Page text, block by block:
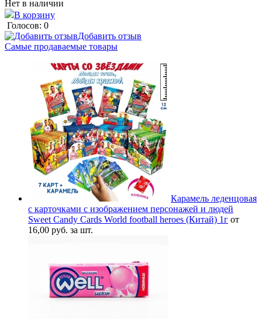
Нет в наличии
В корзину
Голосов: 0
Добавить отзыв
Самые продаваемые товары
Карамель леденцовая
с карточками с изображением персонажей и людей
Sweet Candy Cards World football heroes (Китай) 1г от
16,00 руб. за шт.